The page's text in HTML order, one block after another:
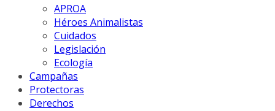
APROA
Héroes Animalistas
Cuidados
Legislación
Ecología
Campañas
Protectoras
Derechos